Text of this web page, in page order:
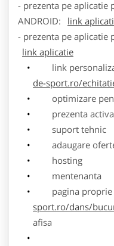
- prezenta pe
ANDROID:
link
- prezenta pe aplicatie
link aplicatie
link
de-sport.ro/
optimizare
prezenta activa
suport tehnic
adaugare
hosting
mentenanta
pagina proprie
sport.ro/dans/
afisa